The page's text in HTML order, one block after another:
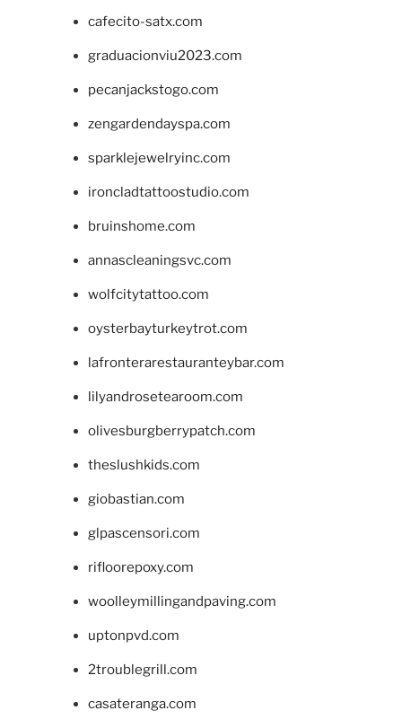
cafecito-satx.com
graduacionviu2023.com
pecanjackstogo.com
zengardendayspa.com
sparklejewelryinc.com
ironcladtattoostudio.com
bruinshome.com
annascleaningsvc.com
wolfcitytattoo.com
oysterbayturkeytrot.com
lafronterarestauranteybar.com
lilyandrosetearoom.com
olivesburgberrypatch.com
theslushkids.com
giobastian.com
glpascensori.com
rifloorepoxy.com
woolleymillingandpaving.com
uptonpvd.com
2troublegrill.com
casateranga.com